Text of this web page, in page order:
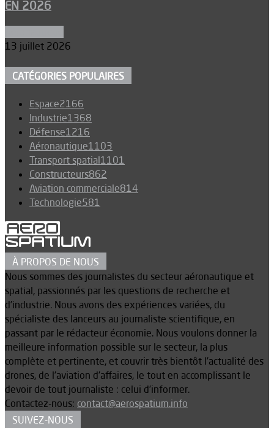
EN 2026
13 juillet 2026
CATÉGORIES POPULAIRES
Espace2166
Industrie1368
Défense1216
Aéronautique1103
Transport spatial1101
Constructeurs862
Aviation commerciale814
Technologie581
À PROPOS DE NOUS
Nous sommes des journalistes du secteur aéronautique et
spatial, passionnés par les questions de recherche et
d’industrie. Nous avons des expériences variées, du
spécialiste des lanceurs au journaliste scientifique, en
passant par le rédacteur économie. Nous voulons donner la
meilleure information possible sur le secteur, la plus
complète et pertinente, et couvrir très bientôt l’actualité des
drones, de l’aviation d’affaires, le tout en accomplissant le
devoir de tout journaliste : celui d’informer.
Contactez-nous: contact@aerospatium.info
SUIVEZ-NOUS